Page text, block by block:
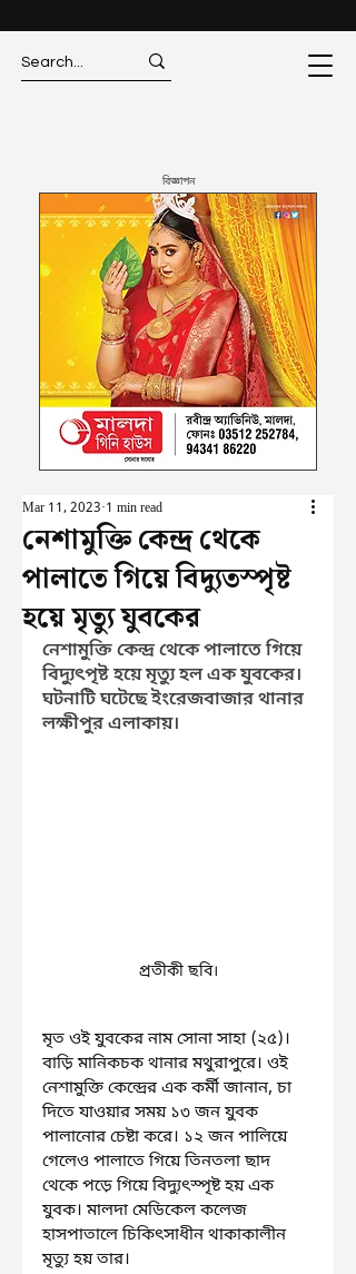
বিজ্ঞাপন
নেশামুক্তি কেন্দ্র থেকে
পালাতে গিয়ে বিদ্যুতস্পৃষ্ট
হয়ে মৃত্যু যুবকের
Mar 11, 2023 1 min read
নেশামুক্তি কেন্দ্র থেকে পালাতে গিয়ে
বিদ্যুৎপৃষ্ট হয়ে মৃত্যু হল এক যুবকের।
ঘটনাটি ঘটেছে ইংরেজবাজার থানার
লক্ষীপুর এলাকায়।
প্রতীকী ছবি।
মৃত ওই যুবকের নাম সোনা সাহা (২৫)।
বাড়ি মানিকচক থানার মথুরাপুরে। ওই
নেশামুক্তি কেন্দ্রের এক কর্মী জানান, চা
দিতে যাওয়ার সময় ১৩ জন যুবক
পালানোর চেষ্টা করে। ১২ জন পালিয়ে
গেলেও পালাতে গিয়ে তিনতলা ছাদ
থেকে পড়ে গিয়ে বিদ্যুৎস্পৃষ্ট হয় এক
যুবক। মালদা মেডিকেল কলেজ
হাসপাতালে চিকিৎসাধীন থাকাকালীন
মৃত্যু হয় তার।